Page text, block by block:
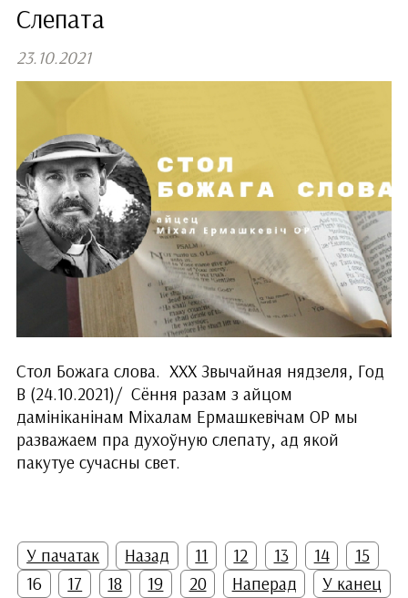
Слепата
23.10.2021
Стол Божага слова. ХХX Звычайная нядзеля, Год
B (24.10.2021)/ Сёння разам з айцом
дамініканінам Міхалам Ермашкевічам ОР мы
разважаем пра духоўную слепату, ад якой
пакутуе сучасны свет.
У пачатак Назад 11 12 13 14
15
16
17 18 19 20 Наперад У канец